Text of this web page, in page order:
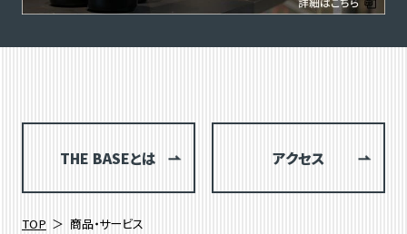
THE BASEとは アクセス
TOP 商品・サービス